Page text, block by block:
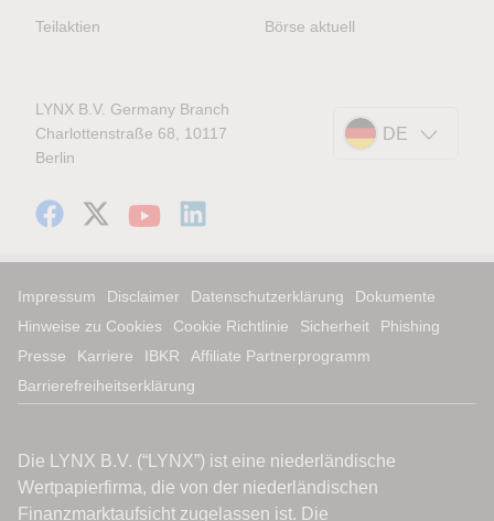
Teilaktien Börse aktuell
LYNX B.V. Germany Branch
Charlottenstraße 68, 10117
Berlin
DE
Impressum Disclaimer Datenschutzerklärung
Dokumente
Hinweise zu Cookies
Cookie Richtlinie Sicherheit
Phishing
Presse
Karriere IBKR
Affiliate Partnerprogramm
Barrierefreiheitserklärung